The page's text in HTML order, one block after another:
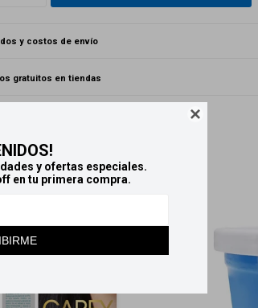

y ofertas especiales.
en tu primera compra.
y costos de envío
gratuitos en tiendas